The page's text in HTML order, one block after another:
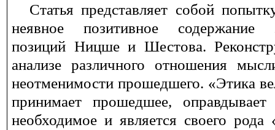
Статья представляет собой
неявное позитивное содержание
позиций Ницше и Шестова.
анализе различного отношения
неотменимости прошедшего. «Этика
принимает прошедшее,
необходимое и является своего рода